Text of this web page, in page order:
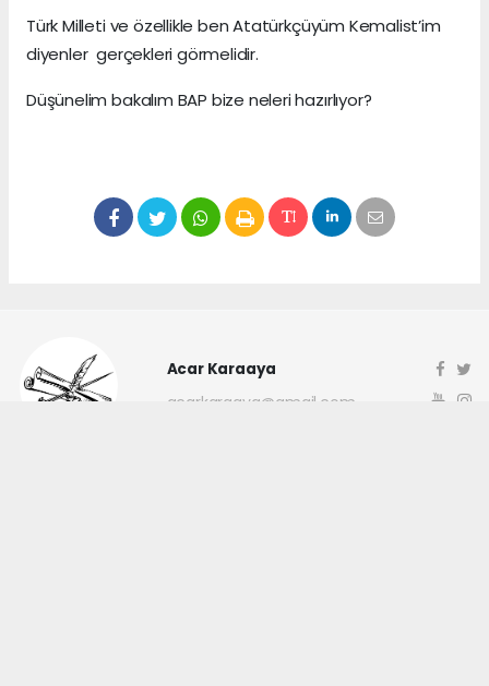
Türk Milleti ve özellikle ben Atatürkçüyüm Kemalist’im
diyenler gerçekleri görmelidir.
Düşünelim bakalım BAP bize neleri hazırlıyor?
Acar Karaaya
acarkaraaya@gmail.com